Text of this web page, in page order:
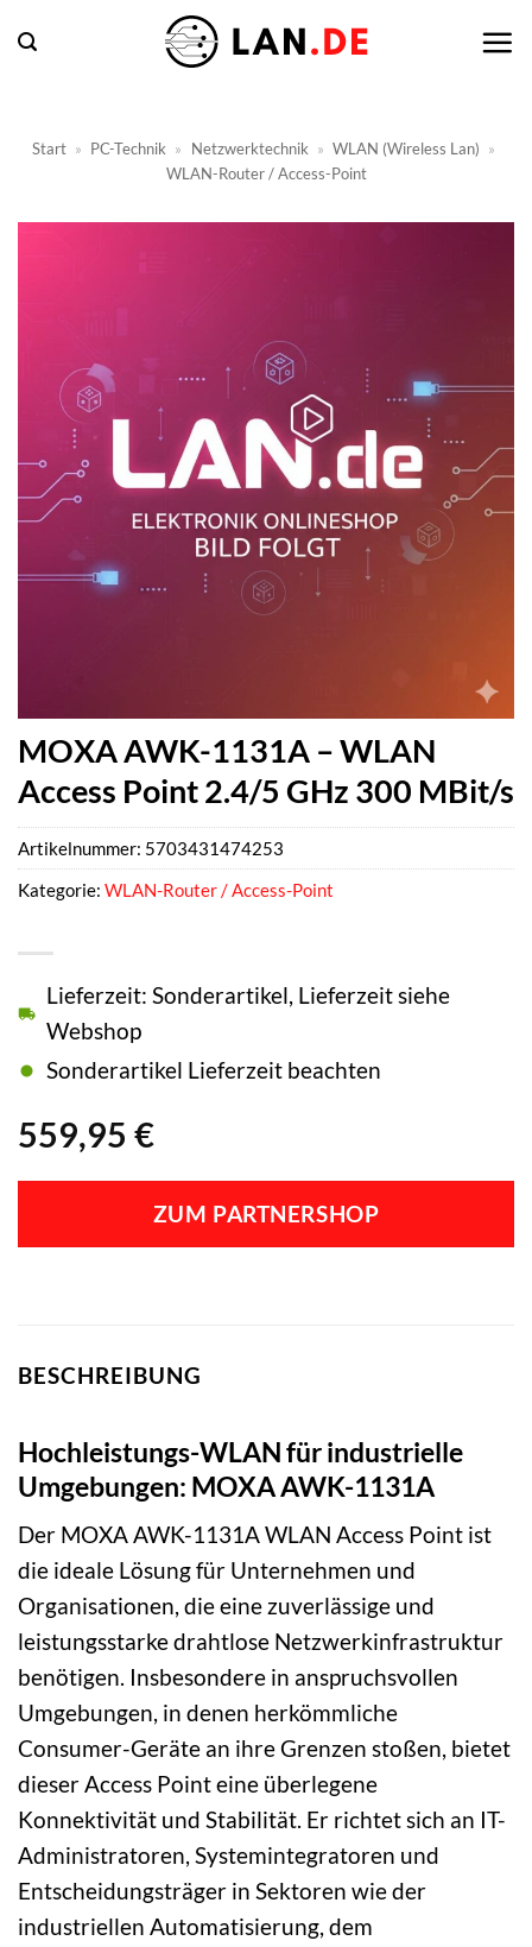
Inhalt
Start » PC-Technik » Netzwerktechnik » WLAN (Wireless Lan) »
WLAN-Router / Access-Point
MOXA AWK-1131A – WLAN
Access Point 2.4/5 GHz 300 MBit/s
559,95 €
Lieferzeit: Sonderartikel, Lieferzeit siehe
Webshop
Sonderartikel Lieferzeit beachten
ZUM PARTNERSHOP
Artikelnummer: 5703431474253
Kategorie: WLAN-Router / Access-Point
BESCHREIBUNG
Hochleistungs-WLAN für industrielle
Umgebungen: MOXA AWK-1131A
Der MOXA AWK-1131A WLAN Access Point ist
die ideale Lösung für Unternehmen und
Organisationen, die eine zuverlässige und
leistungsstarke drahtlose Netzwerkinfrastruktur
benötigen. Insbesondere in anspruchsvollen
Umgebungen, in denen herkömmliche
Consumer-Geräte an ihre Grenzen stoßen, bietet
dieser Access Point eine überlegene
Konnektivität und Stabilität. Er richtet sich an IT-
Administratoren, Systemintegratoren und
Entscheidungsträger in Sektoren wie der
industriellen Automatisierung, dem